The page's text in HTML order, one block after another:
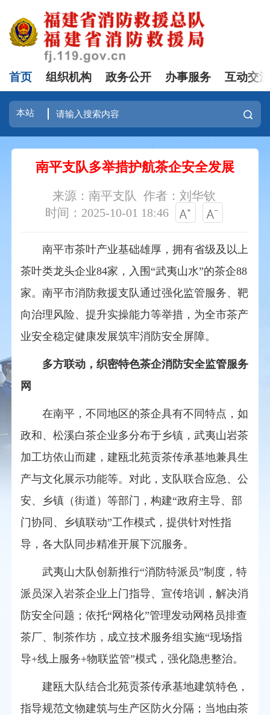
首页 组织机构 政务公开 办事服务 互动交
南平支队多举措护航茶企安全发展
来源：南平支队
作者：刘华钦
时间：2025-10-01 18:46
南平市茶叶产业基础雄厚，拥有省级及以上
茶叶类龙头企业84家，入围“武夷山水”的茶企88
家。南平市消防救援支队通过强化监管服务、靶
向治理风险、提升实操能力等举措，为全市茶产
业安全稳定健康发展筑牢消防安全屏障。
多方联动，织密特色茶企消防安全监管服务
网
在南平，不同地区的茶企具有不同特点，如
政和、松溪白茶企业多分布于乡镇，武夷山岩茶
加工坊依山而建，建瓯北苑贡茶传承基地兼具生
产与文化展示功能等。对此，支队联合应急、公
安、乡镇（街道）等部门，构建“政府主导、部
门协同、乡镇联动”工作模式，提供针对性指
导，各大队同步精准开展下沉服务。
武夷山大队创新推行“消防特派员”制度，特
派员深入岩茶企业上门指导、宣传培训，解决消
防安全问题；依托“网格化”管理发动网格员排查
茶厂、制茶作坊，成立技术服务组实施“现场指
导+线上服务+物联监管”模式，强化隐患整治。
建瓯大队结合北苑贡茶传承基地建筑特色，
指导规范文物建筑与生产区防火分隔；当地由茶